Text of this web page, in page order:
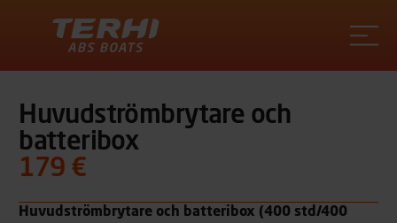
Huvudströmbrytare och
batteribox
179 €
Huvudströmbrytare och batteribox (400 std/400